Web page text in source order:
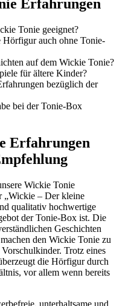
Erfahrungen
Tonie geeignet?
auch ohne Tonie-
auf dem Wickie Tonie?
für ältere Kinder?
bezüglich der
bei der Tonie-Box
Erfahrungen
Wickie Tonie
„Wickie – Der kleine
qualitativ hochwertige
der Tonie-Box ist. Die
Geschichten
den Wickie Tonie zu
Trotz eines
die Hörfigur durch
vor allem wenn bereits
unterhaltsame und